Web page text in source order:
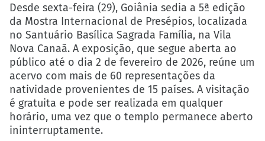
Desde sexta-feira (29), Goiânia sedia a 5ª edição
da Mostra Internacional de Presépios, localizada
no Santuário Basílica Sagrada Família, na Vila
Nova Canaã. A exposição, que segue aberta ao
público até o dia 2 de fevereiro de 2026, reúne um
acervo com mais de 60 representações da
natividade provenientes de 15 países. A visitação
é gratuita e pode ser realizada em qualquer
horário, uma vez que o templo permanece aberto
ininterruptamente.